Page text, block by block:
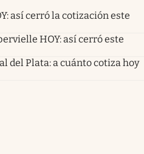
así cerró la cotización este
HOY: así cerró este
del Plata: a cuánto cotiza hoy